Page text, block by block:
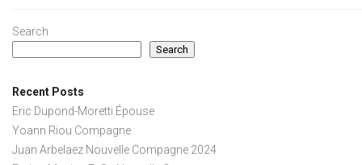
Search
Search
Recent Posts
Eric Dupond-Moretti Épouse
Yoann Riou Compagne
Juan Arbelaez Nouvelle Compagne 2024